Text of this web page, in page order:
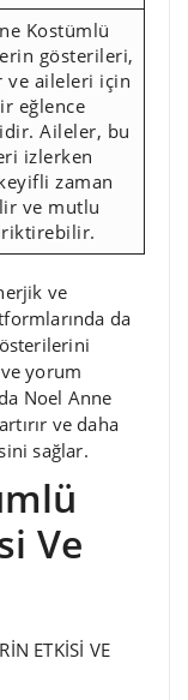
Kostümlü
gösterileri,
ve aileleri için
eğlence
Aileler, bu
izlerken
zaman
ve mutlu
ve
da
ve yorum
Noel Anne
ve daha
sağlar.
Ve
ETKİSİ VE